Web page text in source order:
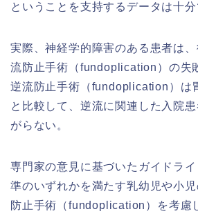
ということを支持するデータは十分
実際、神経学的障害のある患者は
流防止手術（fundoplication）の失
逆流防止手術（fundoplication）は
と比較して、逆流に関連した入院
がらない。
専門家の意見に基づいたガイドラ
準のいずれかを満たす乳幼児や小
防止手術（fundoplication）を考慮